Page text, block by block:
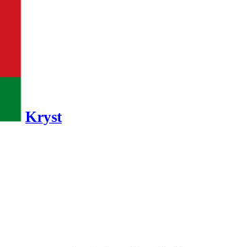
Kryst